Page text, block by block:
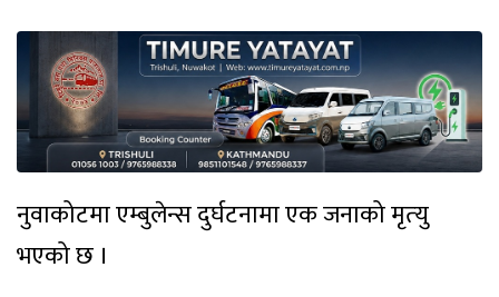
नुवाकोटमा एम्बुलेन्स दुर्घटनामा एक जनाको मृत्‍यु
भएको छ ।